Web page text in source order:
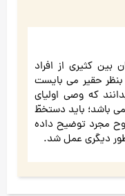
کثیری از افراد
حقیر می بایست
که وصی اولیای
باشد؛ باید دستخطّ
مجرد توضیح داده
دیگری عمل شد.